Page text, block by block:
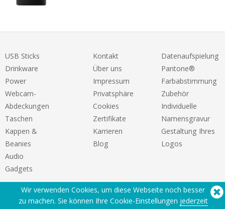
USB Sticks
Drinkware
Power
Webcam-
Abdeckungen
Taschen
Kappen &
Beanies
Audio
Gadgets
Kontakt
Über uns
Impressum
Privatsphäre
Cookies
Zertifikate
Karrieren
Blog
Datenaufspielung
Pantone®
Farbabstimmung
Zubehör
Individuelle
Namensgravur
Gestaltung Ihres
Logos
Wir verwenden Cookies, um diese Webseite noch besser
zu machen. Sie können Ihre Cookie-Einstellungen jederzeit